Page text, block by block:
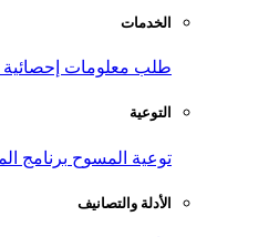
الخدمات
طلب معلومات إحصائية
التوعية
توعية المسوح برنامج
الأدلة والتصانيف